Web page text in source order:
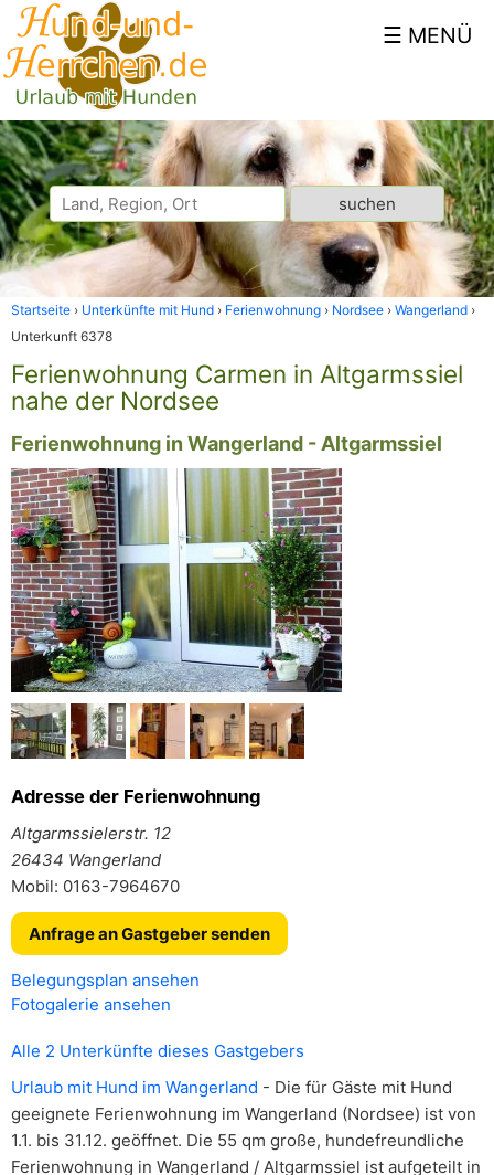
Startseite Unterkünfte mit Hund Ferienwohnung Nordsee
Wangerland
Unterkunft 6378
Ferienwohnung Carmen in Altgarmssiel
nahe der Nordsee
Ferienwohnung in Wangerland - Altgarmssiel
Adresse der Ferienwohnung
Altgarmssielerstr. 12
26434 Wangerland
Mobil: 0163-7964670
Anfrage an Gastgeber senden
Belegungsplan ansehen
Fotogalerie ansehen
Alle 2 Unterkünfte dieses Gastgebers
Urlaub mit Hund im Wangerland - Die für Gäste mit Hund
geeignete Ferienwohnung im Wangerland (Nordsee) ist von
1.1. bis 31.12. geöffnet. Die 55 qm große, hundefreundliche
Ferienwohnung in Wangerland / Altgarmssiel ist aufgeteilt in